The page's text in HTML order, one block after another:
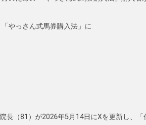
やっさん式馬券購入法」に
長（81）が2026年5月14日にXを更新し、